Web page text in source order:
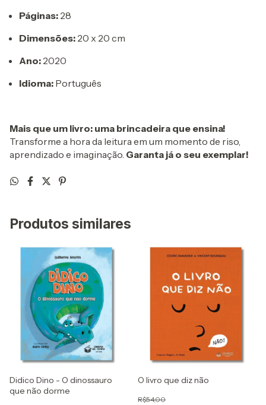
Páginas: 28
Dimensões: 20 x 20 cm
Ano: 2020
Idioma: Português
Mais que um livro: uma brincadeira que ensina!
Transforme a hora da leitura em um momento de riso,
aprendizado e imaginação. Garanta já o seu exemplar!
Produtos similares
Didico Dino - O dinossauro
que não dorme
O livro que diz não
R$54,00